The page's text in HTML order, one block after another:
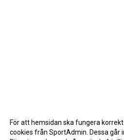
För att hemsidan ska fungera
cookies från SportAdmin. Dessa går